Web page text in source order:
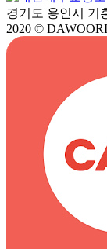
경기도 용인시 기
2020 ©
YouTube
Facebook
Cafe